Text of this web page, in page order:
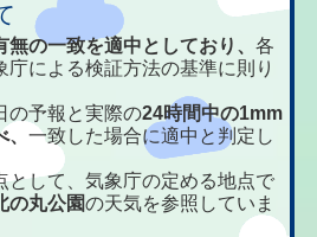
無の一致を適中としており、各
庁による検証方法の基準に則り
の予報と実際の24時間中の1mm
、一致した場合に適中と判定し
して、気象庁の定める地点で
の丸公園の天気を参照していま